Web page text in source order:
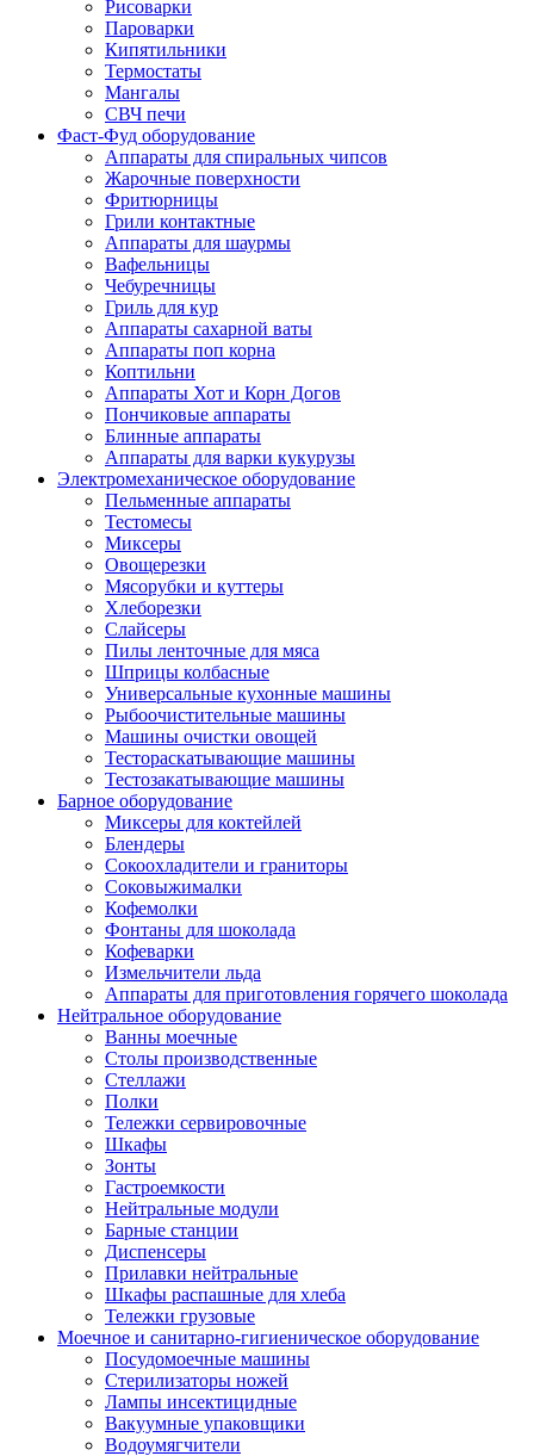
Рисоварки
Пароварки
Кипятильники
Термостаты
Мангалы
СВЧ печи
Фаст-Фуд оборудование
Аппараты для спиральных чипсов
Жарочные поверхности
Фритюрницы
Грили контактные
Аппараты для шаурмы
Вафельницы
Чебуречницы
Гриль для кур
Аппараты сахарной ваты
Аппараты поп корна
Коптильни
Аппараты Хот и Корн Догов
Пончиковые аппараты
Блинные аппараты
Аппараты для варки кукурузы
Электромеханическое оборудование
Пельменные аппараты
Тестомесы
Миксеры
Овощерезки
Мясорубки и куттеры
Хлеборезки
Слайсеры
Пилы ленточные для мяса
Шприцы колбасные
Универсальные кухонные машины
Рыбоочистительные машины
Машины очистки овощей
Тестораскатывающие машины
Тестозакатывающие машины
Барное оборудование
Миксеры для коктейлей
Блендеры
Сокоохладители и граниторы
Соковыжималки
Кофемолки
Фонтаны для шоколада
Кофеварки
Измельчители льда
Аппараты для приготовления горячего шоколада
Нейтральное оборудование
Ванны моечные
Столы производственные
Стеллажи
Полки
Тележки сервировочные
Шкафы
Зонты
Гастроемкости
Нейтральные модули
Барные станции
Диспенсеры
Прилавки нейтральные
Шкафы распашные для хлеба
Тележки грузовые
Моечное и санитарно-гигиеническое оборудование
Посудомоечные машины
Стерилизаторы ножей
Лампы инсектицидные
Вакуумные упаковщики
Водоумягчители